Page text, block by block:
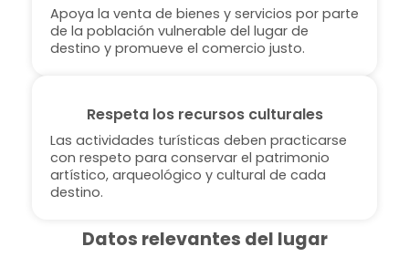
Apoya la venta de bienes y servicios por parte
de la población vulnerable del lugar de
destino y promueve el comercio justo.
Respeta los recursos culturales
Las actividades turísticas deben practicarse
con respeto para conservar el patrimonio
artístico, arqueológico y cultural de cada
destino.
Datos relevantes del lugar